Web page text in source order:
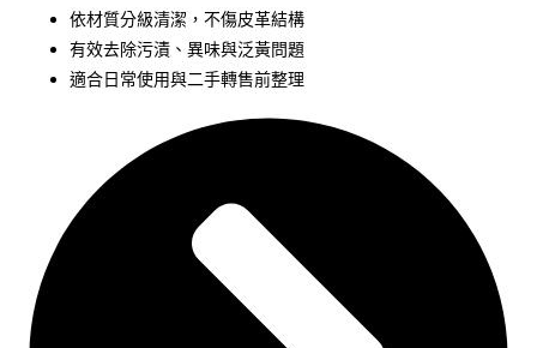
依材質分級清潔，不傷皮革結構
有效去除污漬、異味與泛黃問題
適合日常使用與二手轉售前整理